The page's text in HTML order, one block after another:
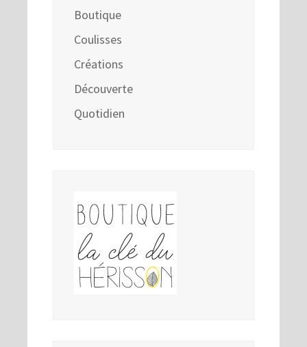
Boutique
Coulisses
Créations
Découverte
Quotidien